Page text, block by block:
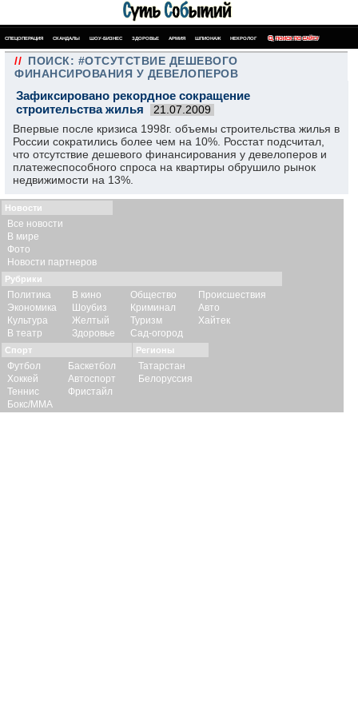
СПЕЦОПЕРАЦИЯ СКАНДАЛЫ ШОУ-БИЗНЕС ЗДОРОВЬЕ АРМИЯ ШПИОНАЖ НЕКРОЛОГ ПОИСК ПО САЙТУ
// ПОИСК: #ОТСУТСТВИЕ ДЕШЕВОГО
ФИНАНСИРОВАНИЯ У ДЕВЕЛОПЕРОВ
Зафиксировано рекордное сокращение
строительства жилья
21.07.2009
Впервые после кризиса 1998г. объемы строительства жилья в
России сократились более чем на 10%. Росстат подсчитал,
что отсутствие дешевого финансирования у девелоперов и
платежеспособного спроса на квартиры обрушило рынок
недвижимости на 13%.
Новости
Все новости
В мире
Фото
Новости партнеров
Рубрики
Политика
Экономика
Культура
В театр
В кино
Шоубиз
Желтый
Здоровье
Общество
Криминал
Туризм
Сад-огород
Происшествия
Авто
Хайтек
Спорт
Футбол
Хоккей
Теннис
Бокс/ММА
Баскетбол
Автоспорт
Фристайл
Регионы
Татарстан
Белоруссия